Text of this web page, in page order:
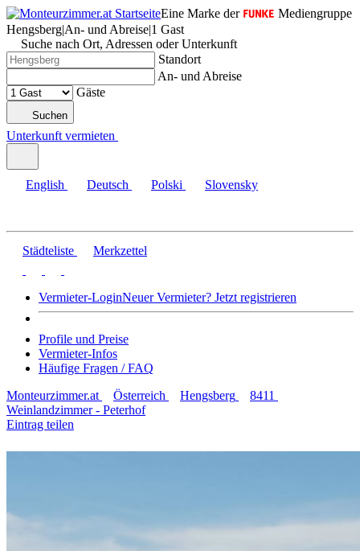
Eine Marke der
Mediengruppe
Hengsberg|An- und Abreise|1 Gast
Suche nach Ort, Adressen oder Unterkunft
Standort
An- und Abreise
Gäste
Suchen
Unterkunft vermieten
English Deutsch Polski Slovensky
Städteliste Merkzettel
Vermieter-LoginNeuer Vermieter? Jetzt registrieren
Profile und Preise
Vermieter-Infos
Häufige Fragen / FAQ
Monteurzimmer.at
Österreich Hengsberg
8411
Weinlandzimmer - Peterhof
Eintrag teilen